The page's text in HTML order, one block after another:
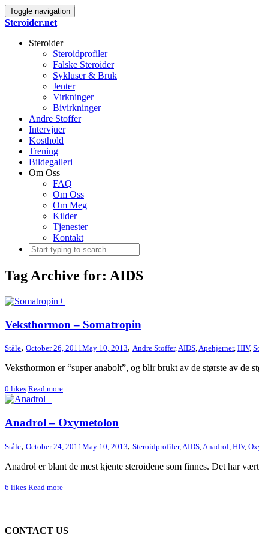
Toggle navigation
Steroider.net
Steroider
Steroidprofiler
Falske Steroider
Sykluser & Bruk
Jenter
Virkninger
Bivirkninger
Andre Stoffer
Intervjuer
Kosthold
Trening
Bildegalleri
Om Oss
FAQ
Om Oss
Om Meg
Kilder
Tjenester
Kontakt
Tag Archive for: AIDS
+
Veksthormon – Somatropin
Ståle, October 26, 2011May 10, 2013, Andre Stoffer,AIDS,Apehjerner, HIV,
Veksthormon er “super anabolt”, og blir brukt av de største av de
0 likes Read more
+
Anadrol – Oxymetolon
Ståle, October 24, 2011 May 10, 2013, Steroidprofiler, AIDS Anadrol HIV,
Anadrol er blant de mest kjente steroidene som finnes. Det har
6 likes Read more
CONTACT US